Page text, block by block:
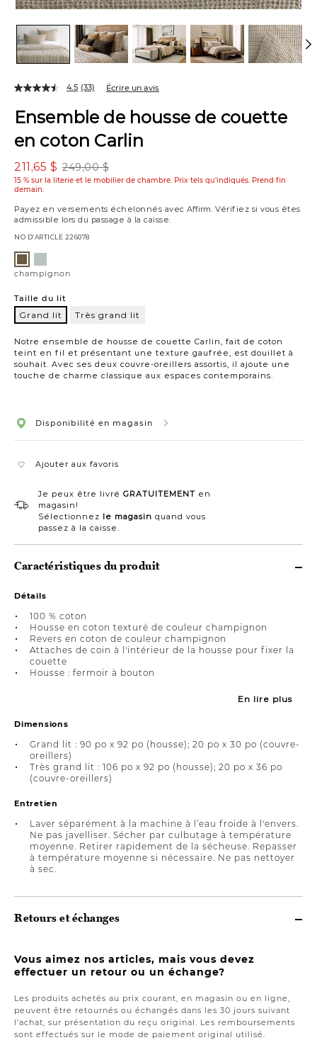
Ensemble de housse de couette
en coton Carlin
249,00 $
211,65 $
15 % sur la literie et le mobilier de chambre. Prix tels qu’indiqués. Prend fin
demain.
Payez en versements échelonnés avec Affirm. Vérifiez si vous êtes
admissible lors du passage à la caisse.
NO D’ARTICLE 226078
Notre ensemble de housse de couette Carlin, fait de coton
teint en fil et présentant une texture gaufrée, est douillet à
souhait. Avec ses deux couvre-oreillers assortis, il ajoute une
touche de charme classique aux espaces contemporains.
4.5 (33) Écrire un avis
Variations
pâle
champignon
Taille du lit
Grand lit Très grand lit
lit
Disponibilité en magasin
Ajouter aux favoris
Je peux être livré GRATUITEMENT en
magasin!
Sélectionnez le magasin quand vous
passez à la caisse.
Caractéristiques du produit
Détails
100 % coton
Housse en coton texturé de couleur champignon
Revers en coton de couleur champignon
Attaches de coin à l'intérieur de la housse pour fixer la
couette
Housse : fermoir à bouton
En lire plus
Dimensions
Grand lit : 90 po x 92 po (housse); 20 po x 30 po (couvre-
oreillers)
Très grand lit : 106 po x 92 po (housse); 20 po x 36 po
(couvre-oreillers)
Entretien
Laver séparément à la machine à l’eau froide à l'envers.
Ne pas javelliser. Sécher par culbutage à température
moyenne. Retirer rapidement de la sécheuse. Repasser
à température moyenne si nécessaire. Ne pas nettoyer
à sec.
Retours et échanges
Vous aimez nos articles, mais vous devez
effectuer un retour ou un échange?
Les produits achetés au prix courant, en magasin ou en ligne,
peuvent être retournés ou échangés dans les 30 jours suivant
l’achat, sur présentation du reçu original. Les remboursements
sont effectués sur le mode de paiement original utilisé.